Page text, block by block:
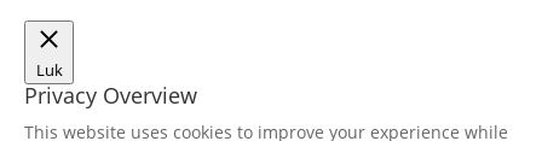
Luk
Privacy Overview
This website uses cookies to improve your experience while